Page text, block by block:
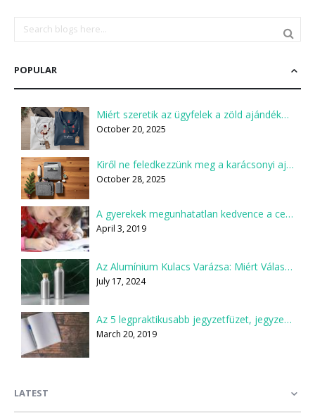
POPULAR
Miért szeretik az ügyfelek a zöld ajándékokat?
October 20, 2025
Kiről ne feledkezzünk meg a karácsonyi ajándékcsomagok összeállításakor?
October 28, 2025
A gyerekek megunhatatlan kedvence a ceruza
April 3, 2019
Az Alumínium Kulacs Varázsa: Miért Válaszd Te is?
July 17, 2024
Az 5 legpraktikusabb jegyzetfüzet, jegyzettömb
March 20, 2019
LATEST